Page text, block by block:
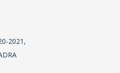
2021